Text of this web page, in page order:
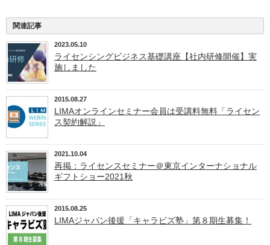
関連記事
2023.05.10
ライセンシングビジネス基礎講座【社内研修開催】実
施しました
2015.08.27
LIMAオンラインセミナー会員は受講料無料「ライセン
ス契約解説」
2021.10.04
再掲：ライセンスセミナー＠東京インターナショナル
ギフトショー2021秋
2015.08.25
LIMAジャパン後援「キャラビズ塾」第８期生募集！